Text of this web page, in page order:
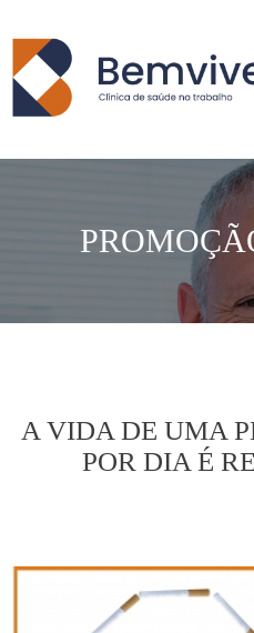
A VIDA DE UMA
POR DIA É